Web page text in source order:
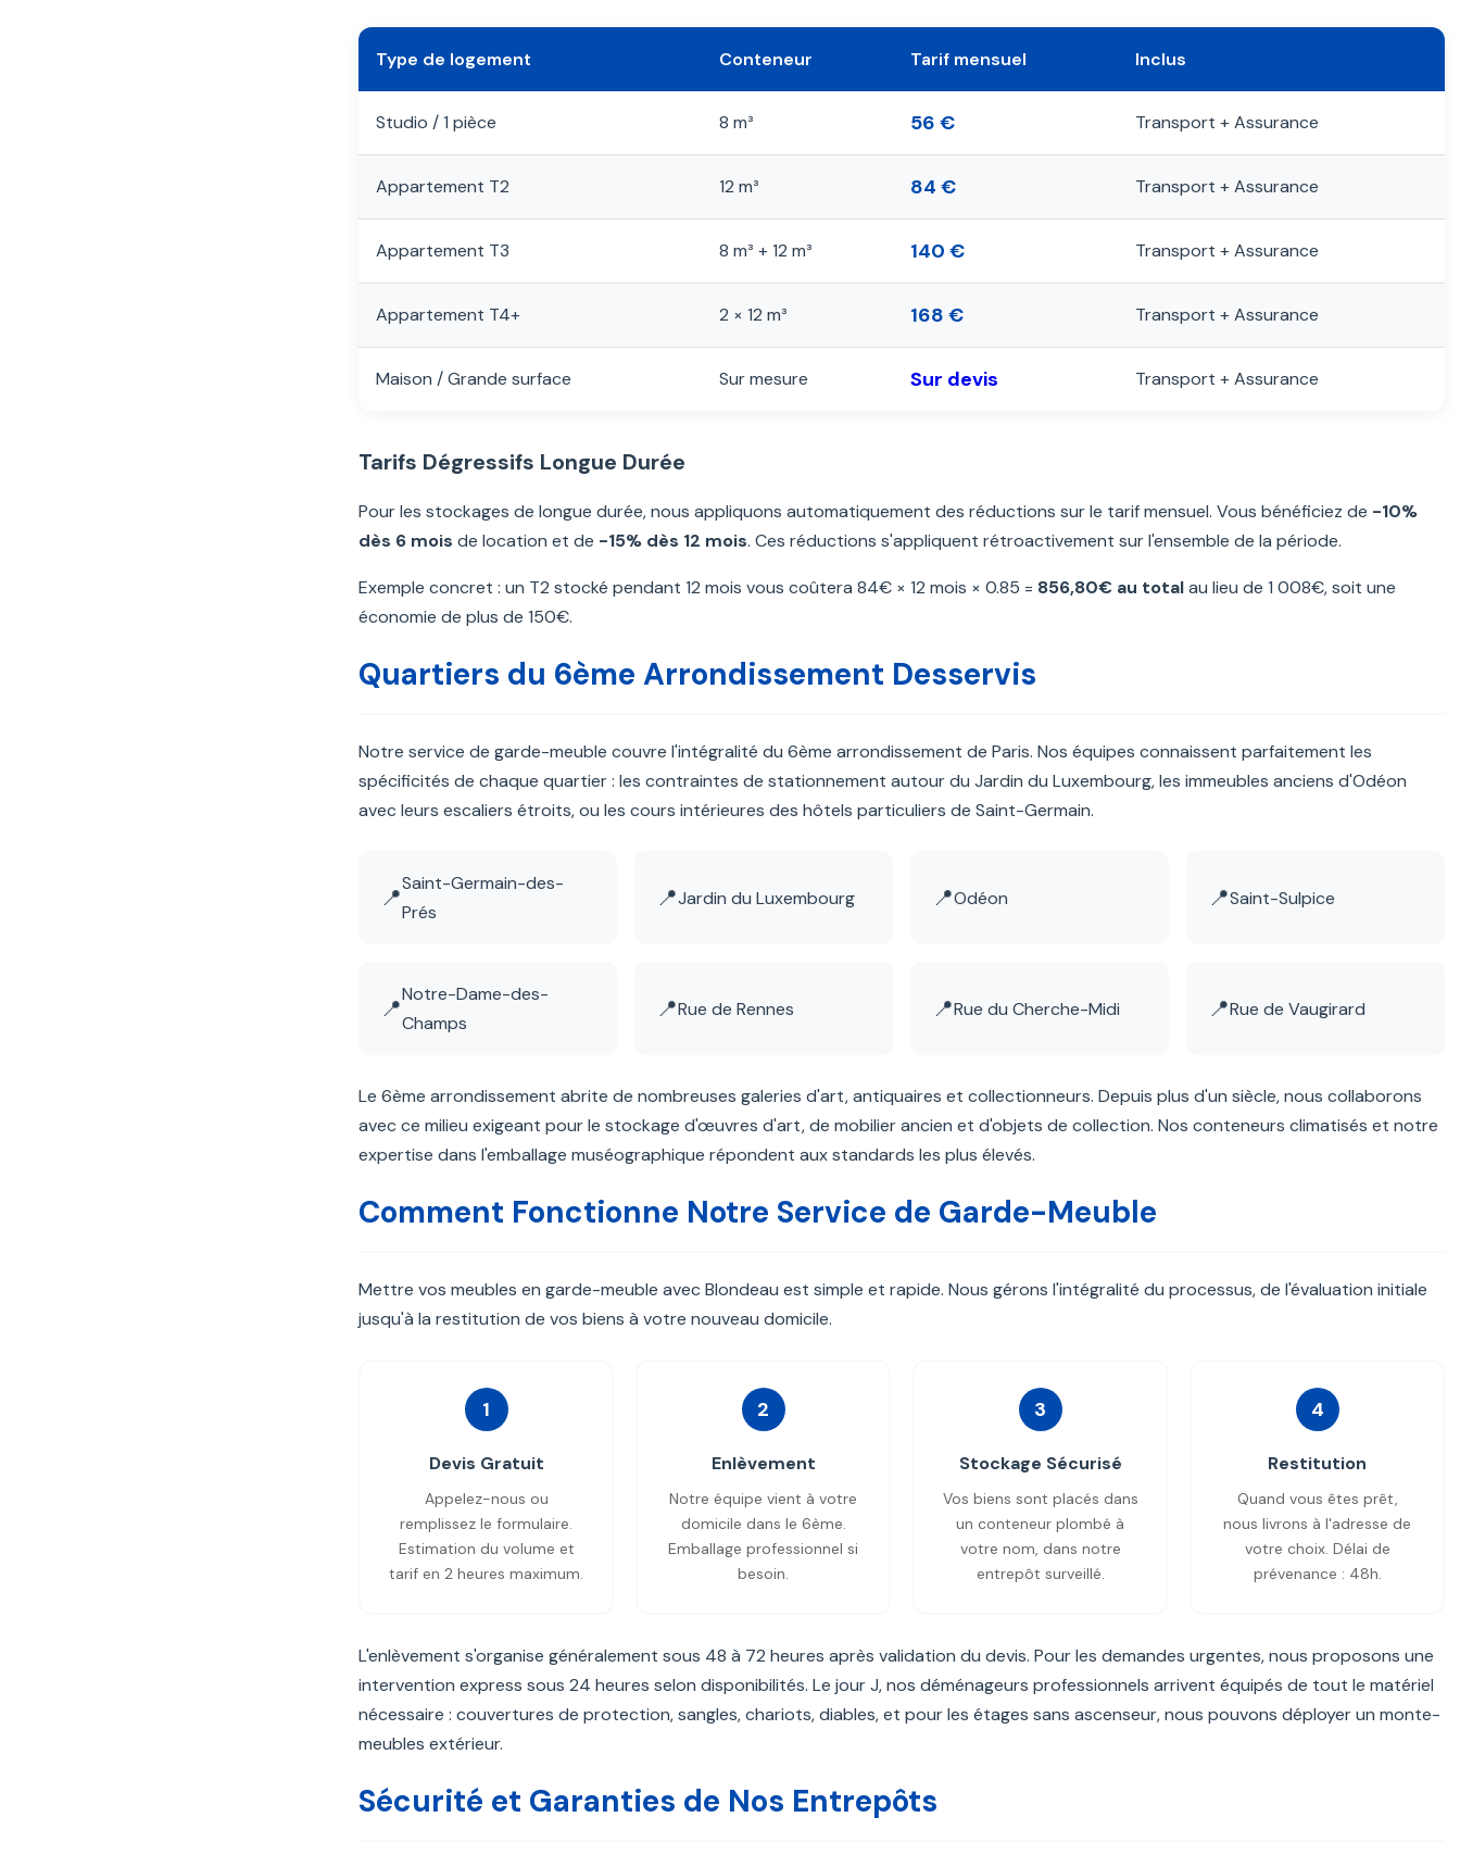
Type de logement Conteneur Tarif mensuel Inclus
Studio / 1 pièce 8 m³ 56 € Transport + Assurance
Appartement T2 12 m³ 84 € Transport + Assurance
Appartement T3 8 m³ + 12 m³ 140 € Transport + Assurance
Appartement T4+ 2 × 12 m³ 168 € Transport + Assurance
Maison / Grande surface Sur mesure Sur devis Transport + Assurance
Tarifs Dégressifs Longue Durée
Pour les stockages de longue durée, nous appliquons automatiquement des réductions sur le tarif mensuel. Vous bénéficiez de -10%
dès 6 mois de location et de -15% dès 12 mois. Ces réductions s'appliquent rétroactivement sur l'ensemble de la période.
Exemple concret : un T2 stocké pendant 12 mois vous coûtera 84€ × 12 mois × 0.85 = 856,80€ au totalau lieu de 1 008€, soit une
économie de plus de 150€.
Quartiers du 6ème Arrondissement Desservis
Notre service de garde-meuble couvre l'intégralité du 6ème arrondissement de Paris. Nos équipes connaissent parfaitement les
spécificités de chaque quartier : les contraintes de stationnement autour du Jardin du Luxembourg, les immeubles anciens d'Odéon
avec leurs escaliers étroits, ou les cours intérieures des hôtels particuliers de Saint-Germain.
📍
Saint-Germain-des-
Prés
📍Jardin du Luxembourg 📍Odéon 📍Saint-Sulpice
📍
Notre-Dame-des-
Champs
📍Rue de Rennes 📍Rue du Cherche-Midi 📍Rue de Vaugirard
Le 6ème arrondissement abrite de nombreuses galeries d'art, antiquaires et collectionneurs. Depuis plus d'un siècle, nous collaborons
avec ce milieu exigeant pour le stockage d'œuvres d'art, de mobilier ancien et d'objets de collection. Nos conteneurs climatisés et notre
expertise dans l'emballage muséographique répondent aux standards les plus élevés.
Comment Fonctionne Notre Service de Garde-Meuble
Mettre vos meubles en garde-meuble avec Blondeau est simple et rapide. Nous gérons l'intégralité du processus, de l'évaluation initiale
jusqu'à la restitution de vos biens à votre nouveau domicile.
1
Devis Gratuit
Appelez-nous ou
remplissez le formulaire.
Estimation du volume et
tarif en 2 heures maximum.
2
Enlèvement
Notre équipe vient à votre
domicile dans le 6ème.
Emballage professionnel si
besoin.
3
Stockage Sécurisé
Vos biens sont placés dans
un conteneur plombé à
votre nom, dans notre
entrepôt surveillé.
4
Restitution
Quand vous êtes prêt,
nous livrons à l'adresse de
votre choix. Délai de
prévenance : 48h.
L'enlèvement s'organise généralement sous 48 à 72 heures après validation du devis. Pour les demandes urgentes, nous proposons une
intervention express sous 24 heures selon disponibilités. Le jour J, nos déménageurs professionnels arrivent équipés de tout le matériel
nécessaire : couvertures de protection, sangles, chariots, diables, et pour les étages sans ascenseur, nous pouvons déployer un monte-
meubles extérieur.
Sécurité et Garanties de Nos Entrepôts